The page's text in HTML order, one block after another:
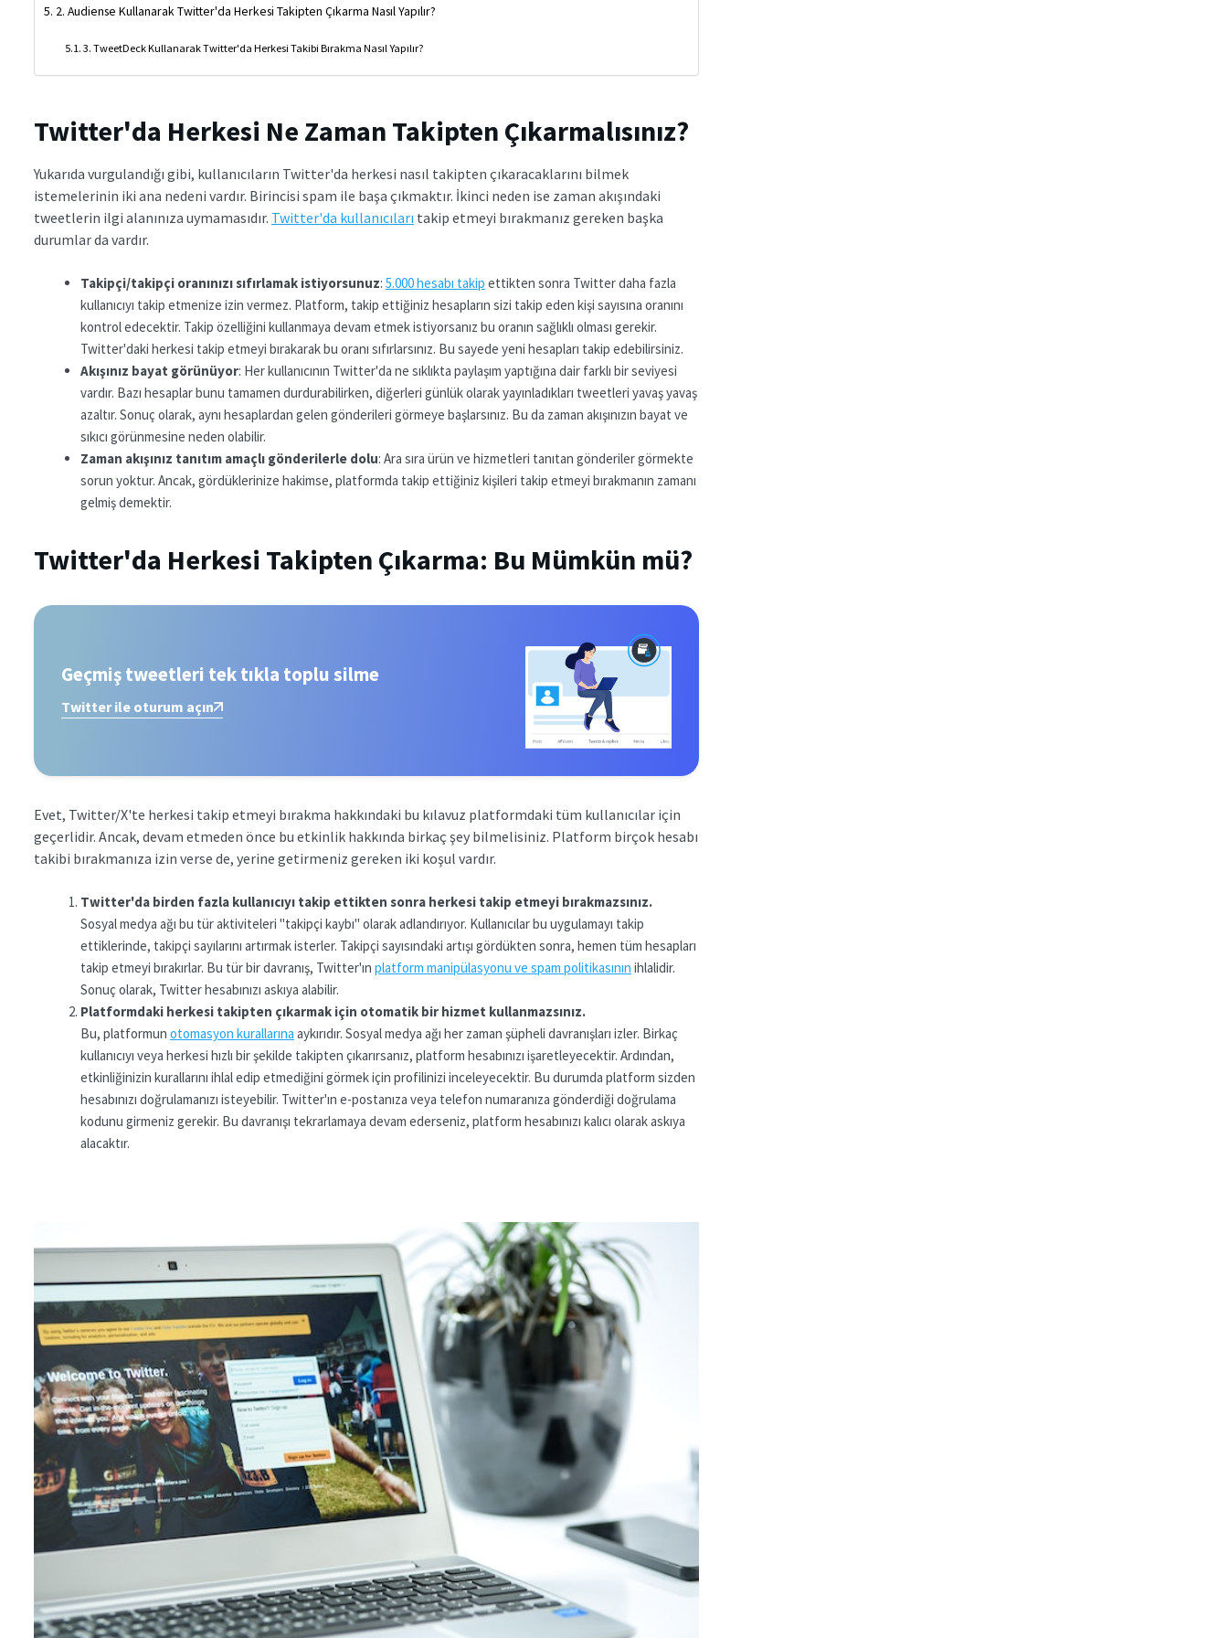
2. Audiense Kullanarak Twitter'da Herkesi Takipten Çıkarma Nasıl Yapılır?
3. TweetDeck Kullanarak Twitter'da Herkesi Takibi Bırakma Nasıl Yapılır?
Twitter'da Herkesi Ne Zaman Takipten Çıkarmalısınız?
Yukarıda vurgulandığı gibi, kullanıcıların Twitter'da herkesi nasıl takipten çıkaracaklarını bilmek
istemelerinin iki ana nedeni vardır. Birincisi spam ile başa çıkmaktır. İkinci neden ise zaman akışındaki
tweetlerin ilgi alanınıza uymamasıdır. Twitter'da kullanıcıları takip etmeyi bırakmanız gereken başka
durumlar da vardır.
Takipçi/takipçi oranınızı sıfırlamak istiyorsunuz: 5.000 hesabı takip ettikten sonra Twitter daha fazla
kullanıcıyı takip etmenize izin vermez. Platform, takip ettiğiniz hesapların sizi takip eden kişi sayısına oranını
kontrol edecektir. Takip özelliğini kullanmaya devam etmek istiyorsanız bu oranın sağlıklı olması gerekir.
Twitter'daki herkesi takip etmeyi bırakarak bu oranı sıfırlarsınız. Bu sayede yeni hesapları takip edebilirsiniz.
Akışınız bayat görünüyor: Her kullanıcının Twitter'da ne sıklıkta paylaşım yaptığına dair farklı bir seviyesi
vardır. Bazı hesaplar bunu tamamen durdurabilirken, diğerleri günlük olarak yayınladıkları tweetleri yavaş yavaş
azaltır. Sonuç olarak, aynı hesaplardan gelen gönderileri görmeye başlarsınız. Bu da zaman akışınızın bayat ve
sıkıcı görünmesine neden olabilir.
Zaman akışınız tanıtım amaçlı gönderilerle dolu: Ara sıra ürün ve hizmetleri tanıtan gönderiler görmekte
sorun yoktur. Ancak, gördüklerinize hakimse, platformda takip ettiğiniz kişileri takip etmeyi bırakmanın zamanı
gelmiş demektir.
Twitter'da Herkesi Takipten Çıkarma: Bu Mümkün mü?
Geçmiş tweetleri tek tıkla toplu silme
Twitter ile oturum açın
Evet, Twitter/X'te herkesi takip etmeyi bırakma hakkındaki bu kılavuz platformdaki tüm kullanıcılar için
geçerlidir. Ancak, devam etmeden önce bu etkinlik hakkında birkaç şey bilmelisiniz. Platform birçok hesabı
takibi bırakmanıza izin verse de, yerine getirmeniz gereken iki koşul vardır.
Twitter'da birden fazla kullanıcıyı takip ettikten sonra herkesi takip etmeyi bırakmazsınız.
Sosyal medya ağı bu tür aktiviteleri "takipçi kaybı" olarak adlandırıyor. Kullanıcılar bu uygulamayı takip
ettiklerinde, takipçi sayılarını artırmak isterler. Takipçi sayısındaki artışı gördükten sonra, hemen tüm hesapları
takip etmeyi bırakırlar. Bu tür bir davranış, Twitter'ın platform manipülasyonu ve spam politikasının ihlalidir.
Sonuç olarak, Twitter hesabınızı askıya alabilir.
Platformdaki herkesi takipten çıkarmak için otomatik bir hizmet kullanmazsınız.
Bu, platformun otomasyon kurallarına aykırıdır. Sosyal medya ağı her zaman şüpheli davranışları izler. Birkaç
kullanıcıyı veya herkesi hızlı bir şekilde takipten çıkarırsanız, platform hesabınızı işaretleyecektir. Ardından,
etkinliğinizin kurallarını ihlal edip etmediğini görmek için profilinizi inceleyecektir. Bu durumda platform sizden
hesabınızı doğrulamanızı isteyebilir. Twitter'ın e-postanıza veya telefon numaranıza gönderdiği doğrulama
kodunu girmeniz gerekir. Bu davranışı tekrarlamaya devam ederseniz, platform hesabınızı kalıcı olarak askıya
alacaktır.